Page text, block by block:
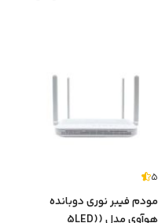
5
مودم فیبر نوری دوبانده